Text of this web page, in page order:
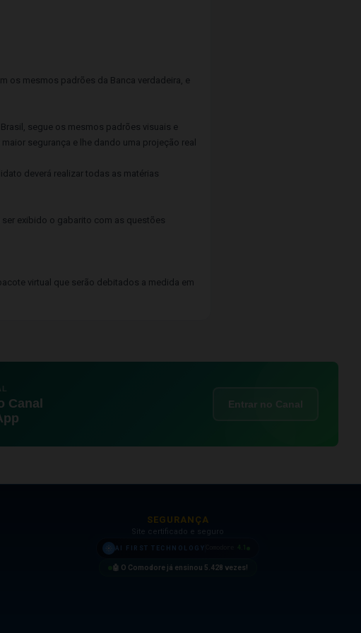
os mesmos padrões da Banca verdadeira, e
segue os mesmos padrões visuais e
segurança e lhe dando uma projeção real
deverá realizar todas as matérias
ser exibido o gabarito com as questões
virtual que serão debitados a medida em
Canal
Entrar no Canal
SEGURANÇA
Site certificado e seguro
AI FIRST TECHNOLOGY
🤖 O Comodore já ensinou 5.428 vezes!